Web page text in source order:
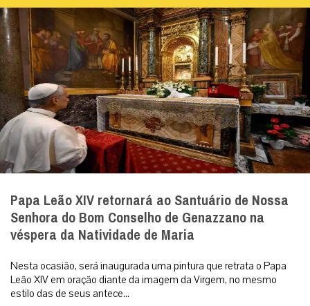
Papa Leão XIV retornará ao Santuário de Nossa
Senhora do Bom Conselho de Genazzano na
véspera da Natividade de Maria
Nesta ocasião, será inaugurada uma pintura que retrata o Papa
Leão XIV em oração diante da imagem da Virgem, no mesmo
estilo das de seus antece...